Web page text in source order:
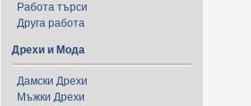
Работа търси
Друга работа
Дрехи и Мода
Дамски Дрехи
Мъжки Дрехи